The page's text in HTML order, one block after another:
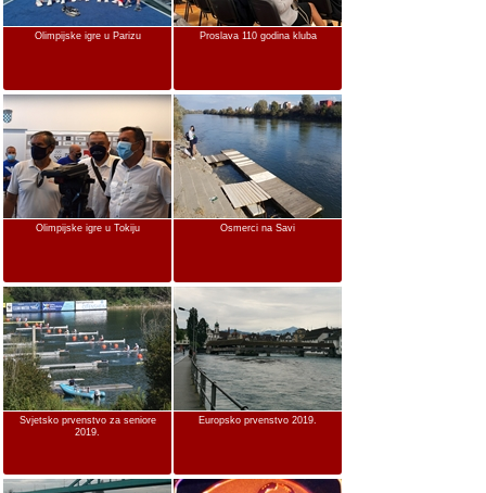
Olimpijske igre u Parizu Proslava 110 godina kluba
Olimpijske igre u Tokiju Osmerci na Savi
Svjetsko prvenstvo za seniore
2019.
Europsko prvenstvo 2019.